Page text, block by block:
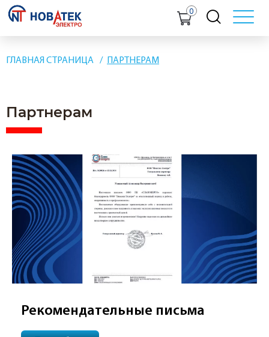
0
ГЛАВНАЯ СТРАНИЦА ПАРТНЕРАМ
Партнерам
Рекомендательные письма